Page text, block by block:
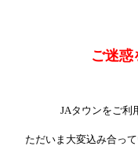
ご迷惑
JAタウンをご利
ただいま大変込み合っ